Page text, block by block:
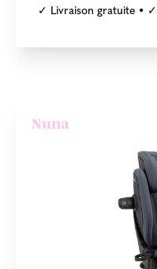
✓ Livraison gratuite •
Nuna